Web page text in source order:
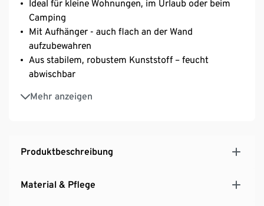
Ideal für kleine Wohnungen, im Urlaub oder beim
Camping
Mit Aufhänger - auch flach an der Wand
aufzubewahren
Aus stabilem, robustem Kunststoff – feucht
abwischbar
Mehr anzeigen
Fassungsvermögen ca. 5 l
Produktbeschreibung
Material & Pflege